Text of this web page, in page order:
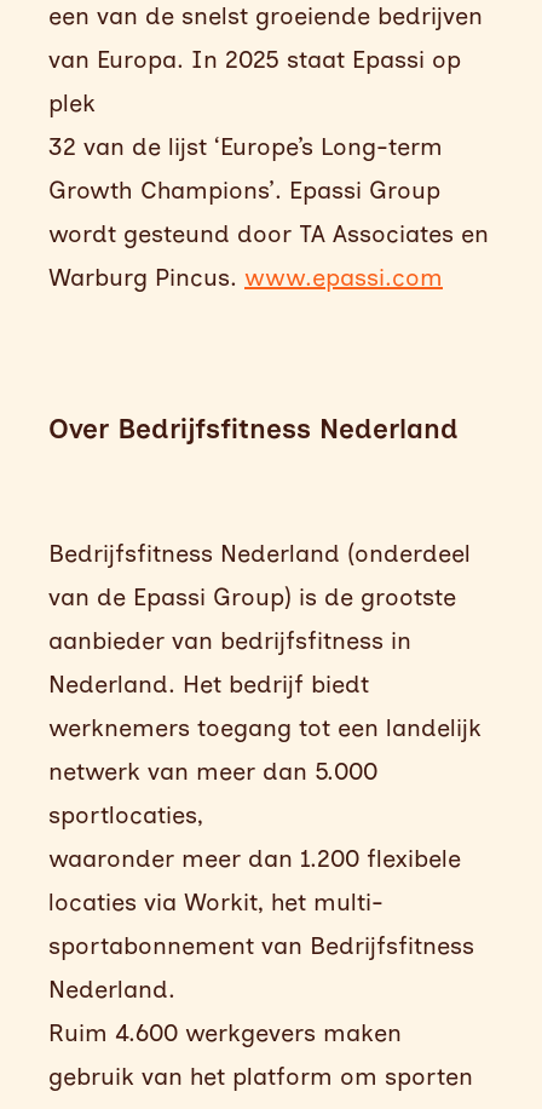
een van de snelst groeiende bedrijven
van Europa. In 2025 staat Epassi op
plek
32 van de lijst ‘Europe’s Long-term
Growth Champions’. Epassi Group
wordt gesteund door TA Associates en
Warburg Pincus. www.epassi.com
Over Bedrijfsfitness Nederland
Bedrijfsfitness Nederland (onderdeel
van de Epassi Group) is de grootste
aanbieder van bedrijfsfitness in
Nederland. Het bedrijf biedt
werknemers toegang tot een landelijk
netwerk van meer dan 5.000
sportlocaties,
waaronder meer dan 1.200 flexibele
locaties via Workit, het multi-
sportabonnement van Bedrijfsfitness
Nederland.
Ruim 4.600 werkgevers maken
gebruik van het platform om sporten